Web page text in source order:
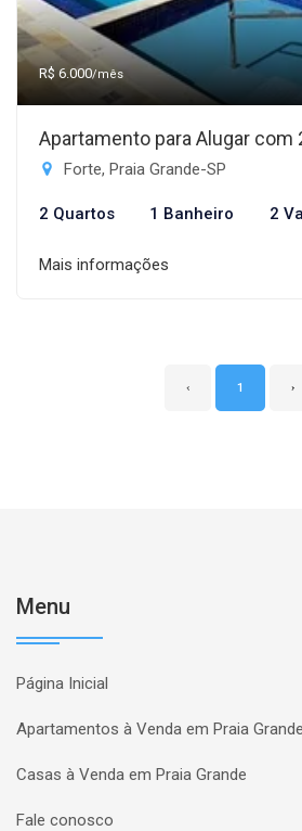
R$ 6.000/mês
Apartamento para Alugar com
Forte, Praia Grande-SP
2 Quartos 1 Banheiro 2
Mais informações
‹ 1 ›
Menu
Página Inicial
Apartamentos à Venda em Praia Grande
Casas à Venda em Praia Grande
Fale conosco